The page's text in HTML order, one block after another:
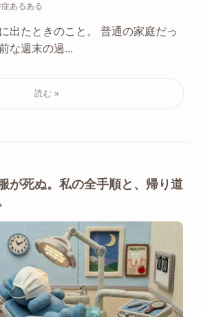
あるある
出たときのこと。 普通の家庭だっ
な週末の過...
が死ぬ。私の全手順と、帰り道